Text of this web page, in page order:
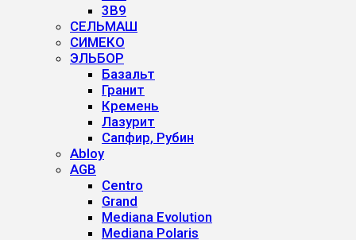
3B9
СЕЛЬМАШ
СИМЕКО
ЭЛЬБОР
Базальт
Гранит
Кремень
Лазурит
Сапфир, Рубин
Abloy
AGB
Centro
Grand
Mediana Evolution
Mediana Polaris